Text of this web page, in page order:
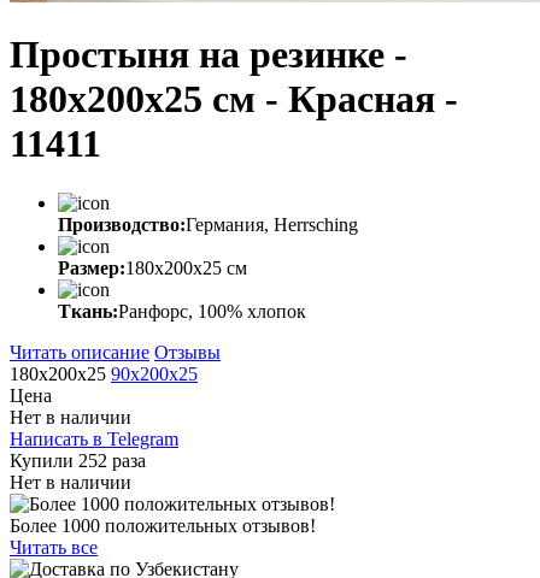
Простыня на резинке -
180x200x25 cм - Красная -
11411
Производство:Германия, Herrsching
Размер:180x200x25 cм
Ткань:Ранфорс, 100% хлопок
Читать описание Отзывы
180x200х25 90x200x25
Цена
Нет в наличии
Написать в Telegram
Купили 252 раза
Нет в наличии
Более 1000 положительных отзывов!
Читать все